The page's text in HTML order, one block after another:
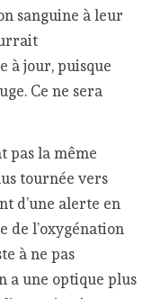
sanguine à leur
à jour, puisque
Ce ne sera
pas la même
tournée vers
d’une alerte en
de l’oxygénation
à ne pas
a une optique plus